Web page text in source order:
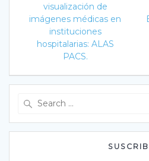
visualización de
imágenes médicas en
instituciones
hospitalarias: ALAS
PACS.